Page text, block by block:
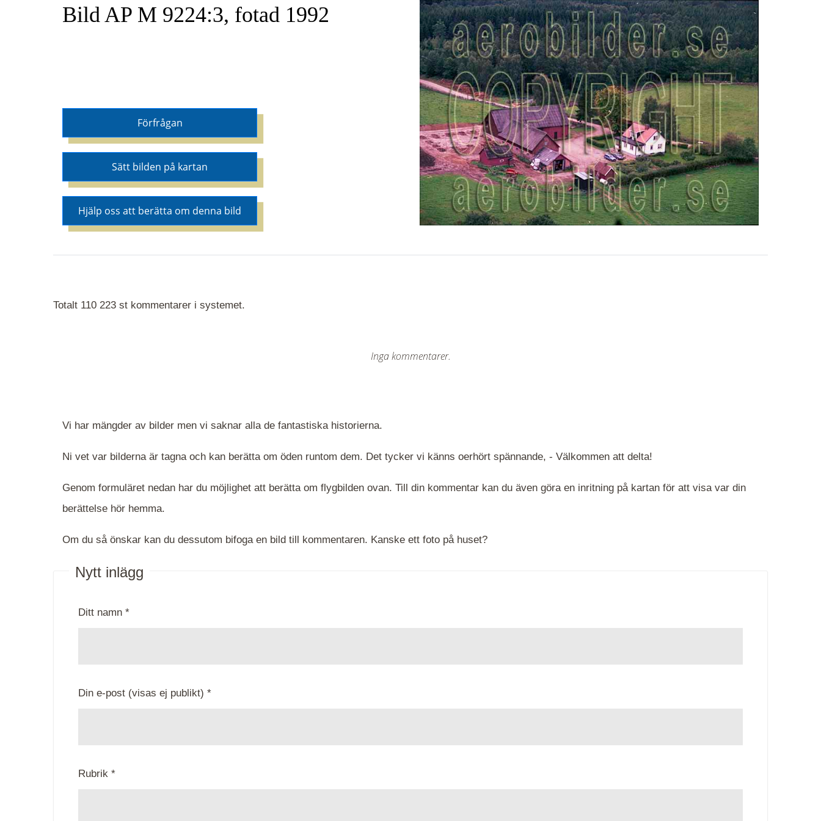
Bild AP M 9224:3, fotad 1992
Förfrågan
Sätt bilden på kartan
Hjälp oss att berätta om denna bild
Totalt 110 223 st kommentarer i systemet.
Inga kommentarer.
Vi har mängder av bilder men vi saknar alla de fantastiska historierna.
Ni vet var bilderna är tagna och kan berätta om öden runtom dem. Det tycker vi känns oerhört spännande, - Välkommen att delta!
Genom formuläret nedan har du möjlighet att berätta om flygbilden ovan. Till din kommentar kan du även göra en inritning på kartan för att visa var din
berättelse hör hemma.
Om du så önskar kan du dessutom bifoga en bild till kommentaren. Kanske ett foto på huset?
Nytt inlägg
Ditt namn *
Din e-post (visas ej publikt) *
Rubrik *